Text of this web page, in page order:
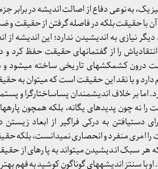
به نوعی دفاع از اصالت اندیشه در برابر
نیازی به اندیشیدن ندارد؛ این اندیشه از
را از گفتمان­های حقیقت حفظ کرد و
درون کشمکش­های تاریخی ساخته می­شود و
و با نقد این حقیقت است که می­توان به
اما بر خلاف اندیشمندان پساساختارگرا و
چون پدیده­ای یگانه، بلکه همچون
دست­یافتن به درکی فراگیر از ابعاد
که هر سبک اندیشیدن می­تواند به پاره­ای از
با سنتز اندیشه­های گوناگون کوشید به فهم